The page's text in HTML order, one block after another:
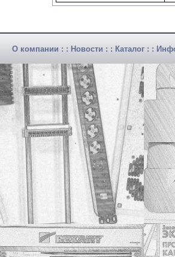
О компании : : Новости : : Каталог : :